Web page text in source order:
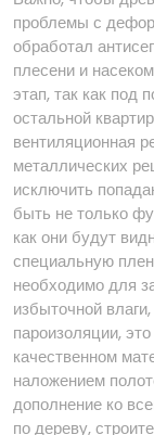
проблемы с
обработал
плесени и
этап, так как под
остальной
вентиляционная
металлических
исключить
быть не только
как они будут
специальную
необходимо для
избыточной
пароизоляции,
качественном
наложением
дополнение ко
по дереву,